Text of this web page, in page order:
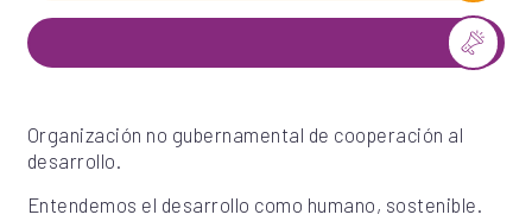
Organización no gubernamental de cooperación al
desarrollo.
Entendemos el desarrollo como humano, sostenible.